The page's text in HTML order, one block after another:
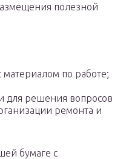
полезной
по работе;
для решения вопросов
ремонта и
бумаге с